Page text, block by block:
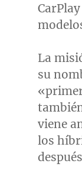
La
su
viene
los